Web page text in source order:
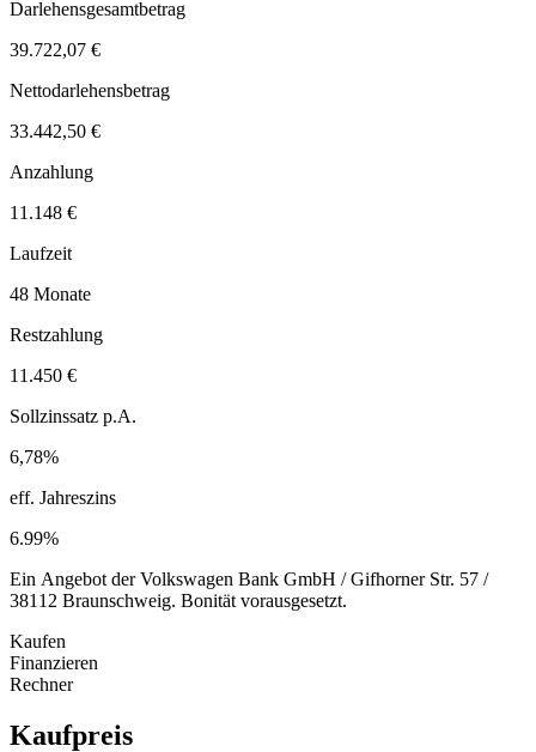
Darlehensgesamtbetrag
39.722,07 €
Nettodarlehensbetrag
33.442,50 €
Anzahlung
11.148 €
Laufzeit
48 Monate
Restzahlung
11.450 €
Sollzinssatz p.A.
6,78%
eff. Jahreszins
6.99%
Ein Angebot der Volkswagen Bank GmbH / Gifhorner Str. 57 /
38112 Braunschweig. Bonität vorausgesetzt.
Kaufen
Finanzieren
Rechner
Kaufpreis